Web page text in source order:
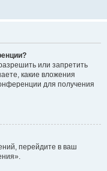
или запретить
какие вложения
для получения
перейдите в ваш